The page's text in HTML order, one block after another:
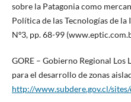
sobre la Patagonia como
Política de las Tecnologías de
Nº3, pp. 68-99
GORE – Gobierno Regional Los
para el desarrollo de zonas
http://www.subdere.gov.cl/